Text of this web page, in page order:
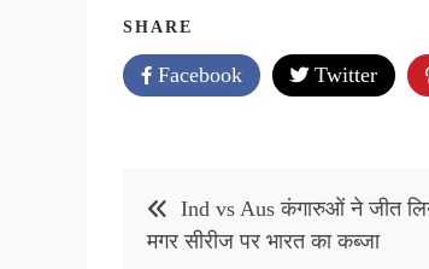
SHARE
Facebook Twitter
Post
navigation
Ind vs Aus कंगारुओं ने जीत
मगर सीरीज पर भारत का कब्जा